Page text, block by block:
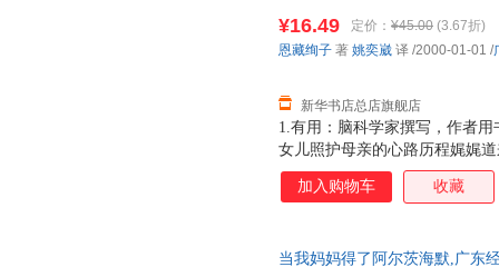
13284178503
1.有用：脑科学家撰写，作者
女儿照护母亲的心路历程娓娓
威推荐：针对阿尔茨海默，很
科学道理和照护过程中的“适
¥16.49 定价： ¥45.00 (3.67折)
新华书店总店旗舰店
恩藏绚子 著 姚奕崴 译 /2000-01-01 /
加入购物车 收藏
当我妈妈得了阿尔茨海默,广东